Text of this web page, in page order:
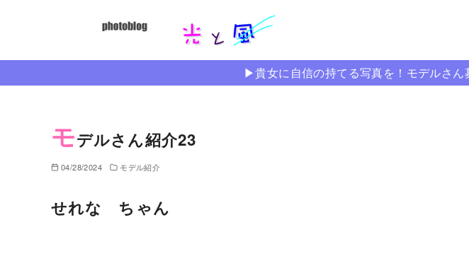
ツ
▶︎貴女に自信の持てる写真を！モデルさ
モデルさん紹介23
04/28/2024 モデル紹介
せれな ちゃん